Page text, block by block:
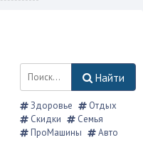
Найти
Здоровье
Отдых
Скидки
Семья
ПроМашины
Авто